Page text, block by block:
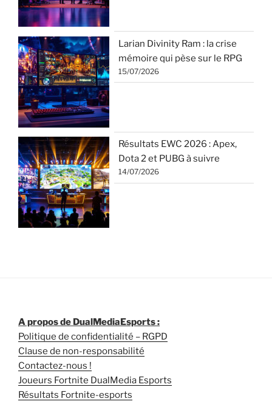
Larian Divinity Ram : la crise
mémoire qui pèse sur le RPG
15/07/2026
Résultats EWC 2026 : Apex,
Dota 2 et PUBG à suivre
14/07/2026
A propos de DualMediaEsports :
Politique de confidentialité – RGPD
Clause de non-responsabilité
Contactez-nous !
Joueurs Fortnite DualMedia Esports
Résultats Fortnite-esports